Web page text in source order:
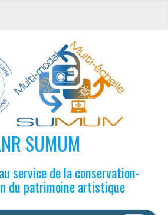
SUMUM
service de la conservation-
du patrimoine artistique